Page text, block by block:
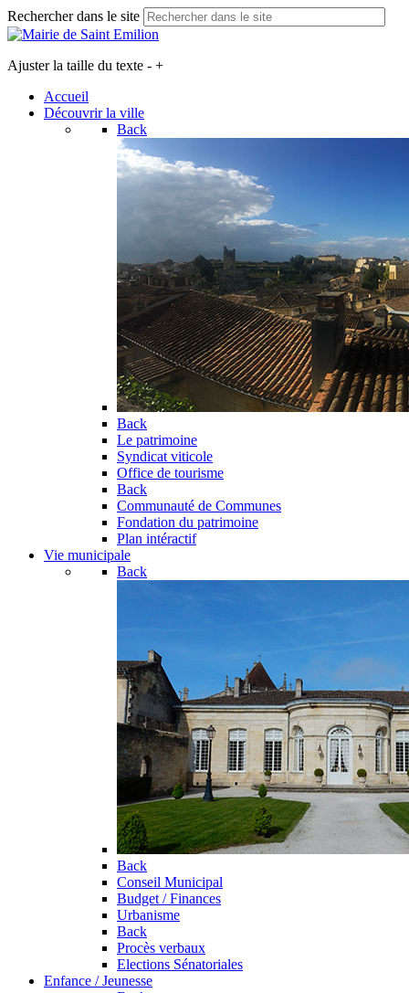
Rechercher dans le site
Ajuster la taille du texte - +
Accueil
Découvrir la ville
Back
Back
Le patrimoine
Syndicat viticole
Office de tourisme
Back
Communauté de Communes
Fondation du patrimoine
Plan intéractif
Vie municipale
Back
Back
Conseil Municipal
Budget / Finances
Urbanisme
Back
Procès verbaux
Elections Sénatoriales
Enfance / Jeunesse